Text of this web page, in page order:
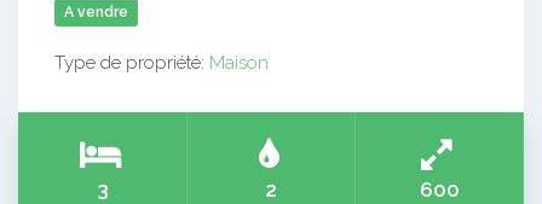
A vendre
Type de propriété: Maison
3 2 600